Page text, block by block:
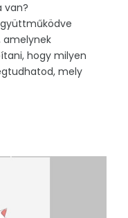
van?
amelynek
hogy milyen
mely